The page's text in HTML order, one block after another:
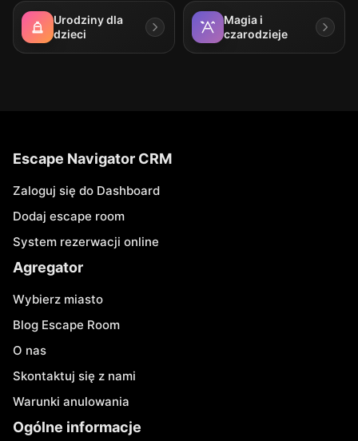
Urodziny dla
dzieci
Magia i
czarodzieje
Escape Navigator CRM
Zaloguj się do Dashboard
Dodaj escape room
System rezerwacji online
Agregator
Wybierz miasto
Blog Escape Room
O nas
Skontaktuj się z nami
Warunki anulowania
Ogólne informacje